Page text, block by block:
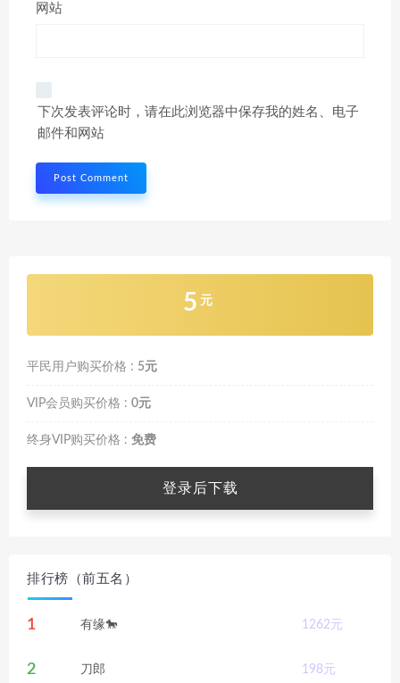
网站
下次发表评论时，请在此浏览器中保存我的姓名、电子
邮件和网站
5 元
平民用户购买价格 : 5元
VIP会员购买价格 : 0元
终身VIP购买价格 : 免费
登录后下载
排行榜（前五名）
1 有缘🐎 1262元
2 刀郎 198元